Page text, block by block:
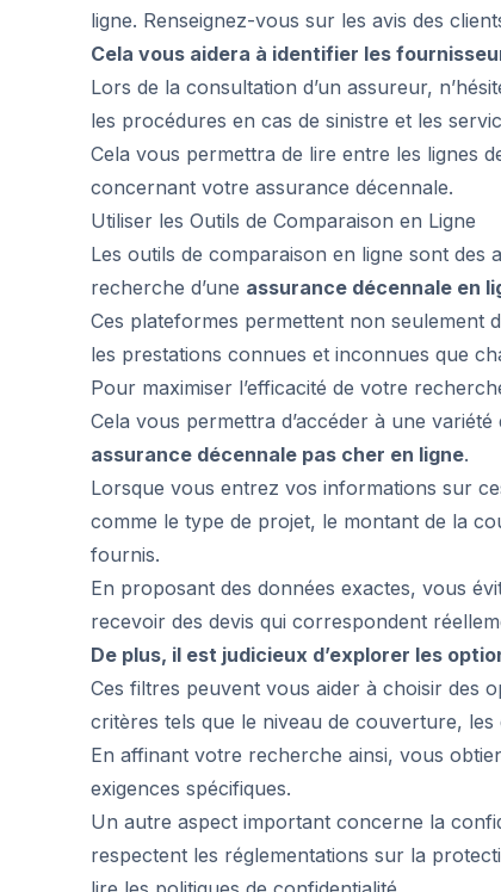
ligne. Renseignez-vous sur les avis des
Cela vous aidera à identifier les
Lors de la consultation d’un assureur,
les procédures en cas de sinistre et les
Cela vous permettra de lire entre les lignes
concernant votre assurance décennale.
Utiliser les Outils de Comparaison en Ligne
Les outils de comparaison en ligne sont
recherche d’une assurance décennale en
Ces plateformes permettent non seulement
les prestations connues et inconnues que
Pour maximiser l’efficacité de votre
Cela vous permettra d’accéder à une
assurance décennale pas cher en ligne.
Lorsque vous entrez vos informations sur
comme le type de projet, le montant de la
fournis.
En proposant des données exactes, vous
recevoir des devis qui correspondent
De plus, il est judicieux d’explorer les
Ces filtres peuvent vous aider à choisir des
critères tels que le niveau de couverture,
En affinant votre recherche ainsi, vous
exigences spécifiques.
Un autre aspect important concerne la
respectent les réglementations sur la